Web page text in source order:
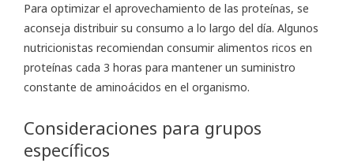
Para optimizar el aprovechamiento de las proteínas, se
aconseja distribuir su consumo a lo largo del día. Algunos
nutricionistas recomiendan consumir alimentos ricos en
proteínas cada 3 horas para mantener un suministro
constante de aminoácidos en el organismo.
Consideraciones para grupos
específicos